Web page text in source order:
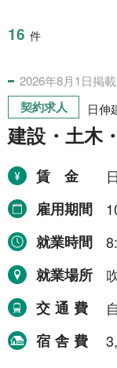
20日間
30日間
31日間
2ヶ月間
6ヶ月間
1年間
令和8年9月30
令和8年12月31
令和9年2月28
16 件
2026年8月1日掲載
契約求人 日伸
建設・土木
賃金
雇用期間
就業時間
就業場所
交通費
宿舎費